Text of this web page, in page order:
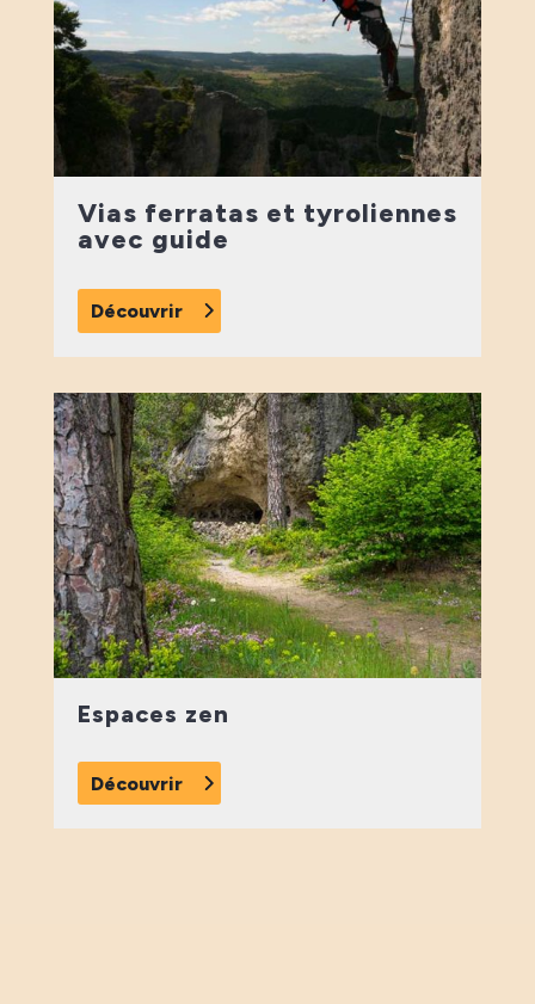
Vias ferratas et tyroliennes
avec guide
Découvrir
Espaces zen
Découvrir